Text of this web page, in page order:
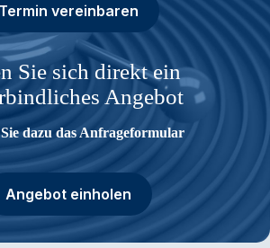
Termin vereinbaren
Sie sich direkt ein
Angebot
dazu das Anfrageformular
Angebot einholen